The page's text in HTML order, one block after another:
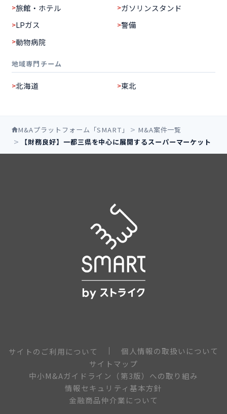
旅館・ホテル
ガソリンスタンド
LPガス
警備
動物病院
地域専門チーム
北海道 東北
M&Aプラットフォーム「SMART」
M&A案件一覧
【財務良好】一都三県を中心に展開するスーパーマーケット
サイトのご利用について
個人情報の取扱いについて
サイトマップ
中小M&Aガイドライン（第3版）への取り組み
情報セキュリティ基本方針
金融商品仲介業について